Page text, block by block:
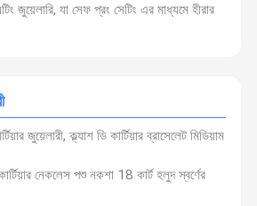
জুয়েলারি, যা সেফ প্রং সেটিং এর মাধ্যমে হীরার
জুয়েলারী, ক্ল্যাশ ডি কার্টিয়ার ব্রাসেলেট মিডিয়াম
নেকলেস পশু নকশা 18 কার্ট হলুদ স্বর্ণের